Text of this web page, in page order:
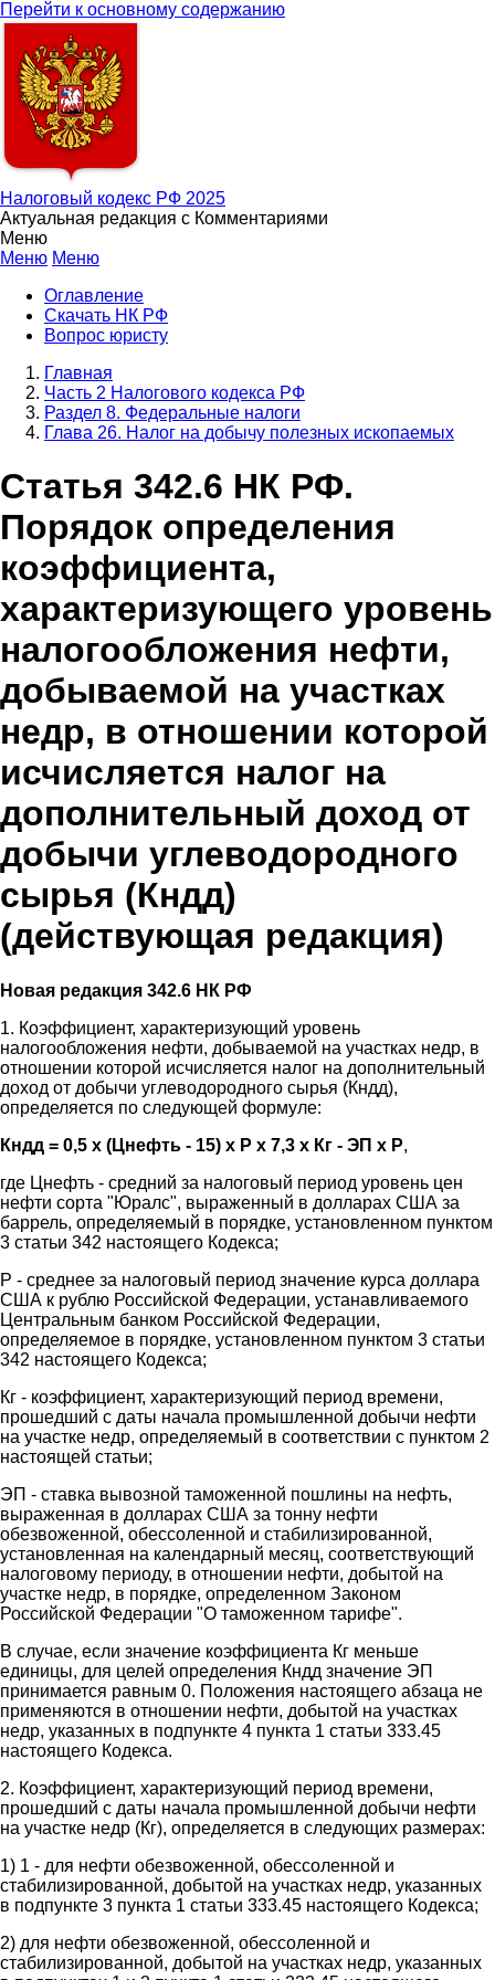
Перейти к основному содержанию
Налоговый кодекс РФ 2025
Актуальная редакция с Комментариями
Меню
Меню Меню
Оглавление
Скачать НК РФ
Вопрос юристу
Главная
Часть 2 Налогового кодекса РФ
Раздел 8. Федеральные налоги
Глава 26. Налог на добычу полезных ископаемых
Статья 342.6 НК РФ.
Порядок определения
коэффициента,
характеризующего уровень
налогообложения нефти,
добываемой на участках
недр, в отношении которой
исчисляется налог на
дополнительный доход от
добычи углеводородного
сырья (Кндд)
(действующая редакция)
Новая редакция 342.6 НК РФ
1. Коэффициент, характеризующий уровень
налогообложения нефти, добываемой на участках недр, в
отношении которой исчисляется налог на дополнительный
доход от добычи углеводородного сырья (Кндд),
определяется по следующей формуле:
Кндд = 0,5 x (Цнефть - 15) x Р x 7,3 x Кг - ЭП x Р,
где Цнефть - средний за налоговый период уровень цен
нефти сорта "Юралс", выраженный в долларах США за
баррель, определяемый в порядке, установленном пунктом
3 статьи 342 настоящего Кодекса;
Р - среднее за налоговый период значение курса доллара
США к рублю Российской Федерации, устанавливаемого
Центральным банком Российской Федерации,
определяемое в порядке, установленном пунктом 3 статьи
342 настоящего Кодекса;
Кг - коэффициент, характеризующий период времени,
прошедший с даты начала промышленной добычи нефти
на участке недр, определяемый в соответствии с пунктом 2
настоящей статьи;
ЭП - ставка вывозной таможенной пошлины на нефть,
выраженная в долларах США за тонну нефти
обезвоженной, обессоленной и стабилизированной,
установленная на календарный месяц, соответствующий
налоговому периоду, в отношении нефти, добытой на
участке недр, в порядке, определенном Законом
Российской Федерации "О таможенном тарифе".
В случае, если значение коэффициента Кг меньше
единицы, для целей определения Кндд значение ЭП
принимается равным 0. Положения настоящего абзаца не
применяются в отношении нефти, добытой на участках
недр, указанных в подпункте 4 пункта 1 статьи 333.45
настоящего Кодекса.
2. Коэффициент, характеризующий период времени,
прошедший с даты начала промышленной добычи нефти
на участке недр (Кг), определяется в следующих размерах:
1) 1 - для нефти обезвоженной, обессоленной и
стабилизированной, добытой на участках недр, указанных
в подпункте 3 пункта 1 статьи 333.45 настоящего Кодекса;
2) для нефти обезвоженной, обессоленной и
стабилизированной, добытой на участках недр, указанных